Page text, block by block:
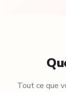
Tout ce que